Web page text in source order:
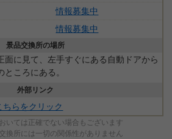
情報募集中
情報募集中
景品交換所の場所
面に見て、左手すぐにある自動ドアから
ころにある。
外部リンク
ちらをクリック
いては正確でない場合もございます
換所には一切の関係性がありません